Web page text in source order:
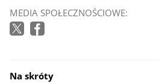
MEDIA SPOŁECZNOŚCIOWE:
Na skróty